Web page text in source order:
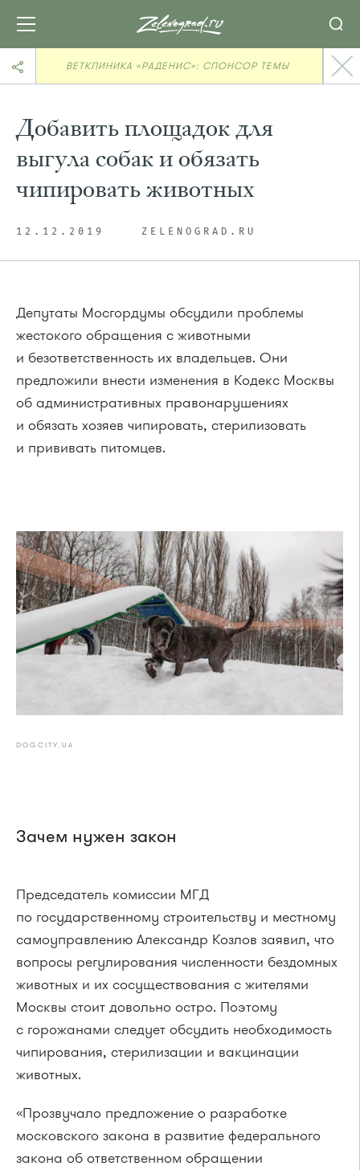
ВЕТКЛИНИКА «РАДЕНИС»: СПОНСОР ТЕМЫ
Добавить площадок для
выгула собак и обязать
чипировать животных
12.12.2019 ZELENOGRAD.RU
Депутаты Мосгордумы обсудили проблемы
жестокого обращения с животными
и безответственность их владельцев. Они
предложили внести изменения в Кодекс Москвы
об административных правонарушениях
и обязать хозяев чипировать, стерилизовать
и прививать питомцев.
DOGCITY.UA
Зачем нужен закон
Председатель комиссии МГД
по государственному строительству и местному
самоуправлению Александр Козлов заявил, что
вопросы регулирования численности бездомных
животных и их сосуществования с жителями
Москвы стоит довольно остро. Поэтому
с горожанами следует обсудить необходимость
чипирования, стерилизации и вакцинации
животных.
«Прозвучало предложение о разработке
московского закона в развитие федерального
закона об ответственном обращении